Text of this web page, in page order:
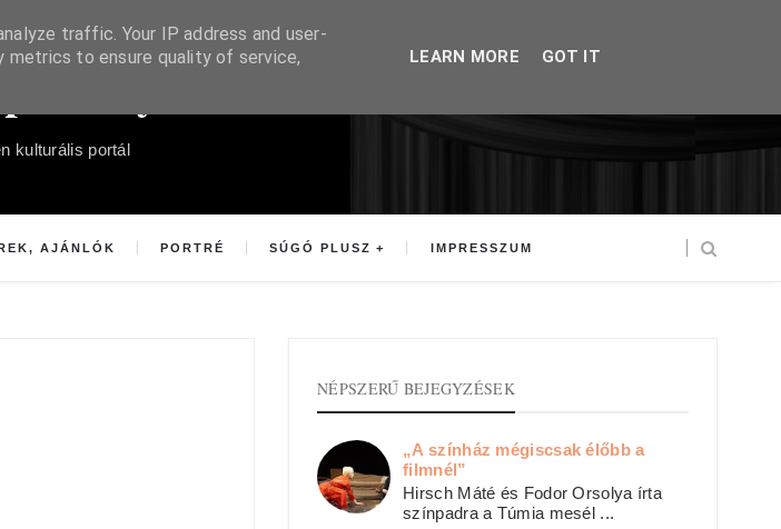
kulturális portál
AJÁNLÓK PORTRÉ SÚGÓ PLUSZ IMPRESSZUM
NÉPSZERŰ BEJEGYZÉSEK
„A színház mégiscsak élőbb a
filmnél”
Hirsch Máté és Fodor Orsolya írta
színpadra a Túmia mesél ...
traffic. Your IP address and user-
metrics to ensure quality of service,
LEARN MORE GOT IT